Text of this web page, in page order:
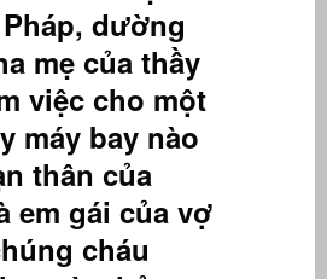
dường
mẹ của thầy
việc cho một
máy bay nào
thân của
em gái của vợ
cháu